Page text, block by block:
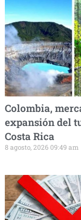
Colombia,
expansión del
Costa Rica
8 agosto, 2026 09:49 am